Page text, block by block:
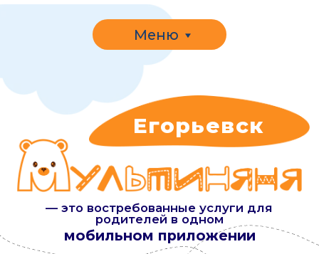
Меню
— это востребованные услуги для
мобильном приложении
Егорьевск